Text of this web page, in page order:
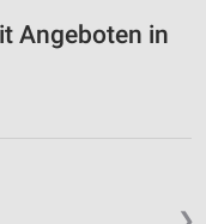
Angeboten in